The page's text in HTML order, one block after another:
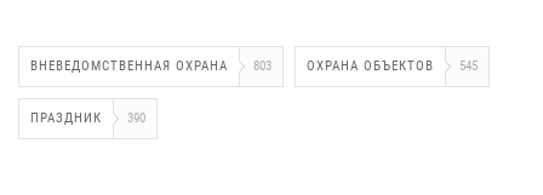
ВНЕВЕДОМСТВЕННАЯ ОХРАНА 803 ОХРАНА ОБЪЕКТОВ 545
ПРАЗДНИК 390